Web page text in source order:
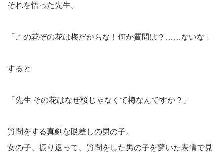
それを悟った先生。
「この花ぞの花は梅だからな！何か質問は？……ないな」
すると
「先生 その花はなぜ桜じゃなくて梅なんですか？」
質問をする真剣な眼差しの男の子。
女の子、振り返って、質問をした男の子を驚いた表情で見